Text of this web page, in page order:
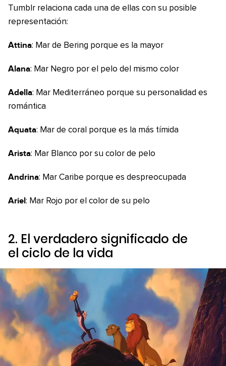
Tumblr relaciona cada una de ellas con su posible
representación:
Attina: Mar de Bering porque es la mayor
Alana: Mar Negro por el pelo del mismo color
Adella: Mar Mediterráneo porque su personalidad es
romántica
Aquata: Mar de coral porque es la más tímida
Arista: Mar Blanco por su color de pelo
Andrina: Mar Caribe porque es despreocupada
Ariel: Mar Rojo por el color de su pelo
2. El verdadero significado de
el ciclo de la vida